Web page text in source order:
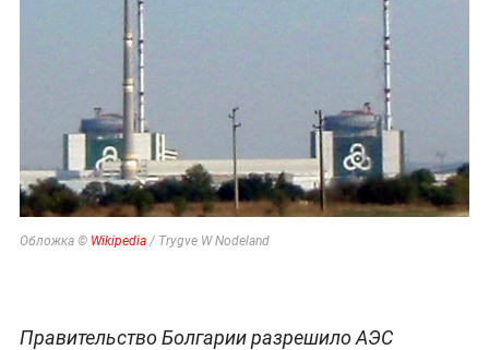
Обложка © Wikipedia / Trygve W Nodeland
Правительство Болгарии разрешило АЭС